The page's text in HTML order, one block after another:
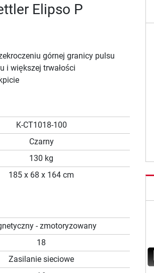
Elipso P
górnej granicy pulsu
i większej trwałości
K-CT1018-100
Czarny
130 kg
185 x 68 x 164 cm
- zmotoryzowany
18
Zasilanie sieciowe